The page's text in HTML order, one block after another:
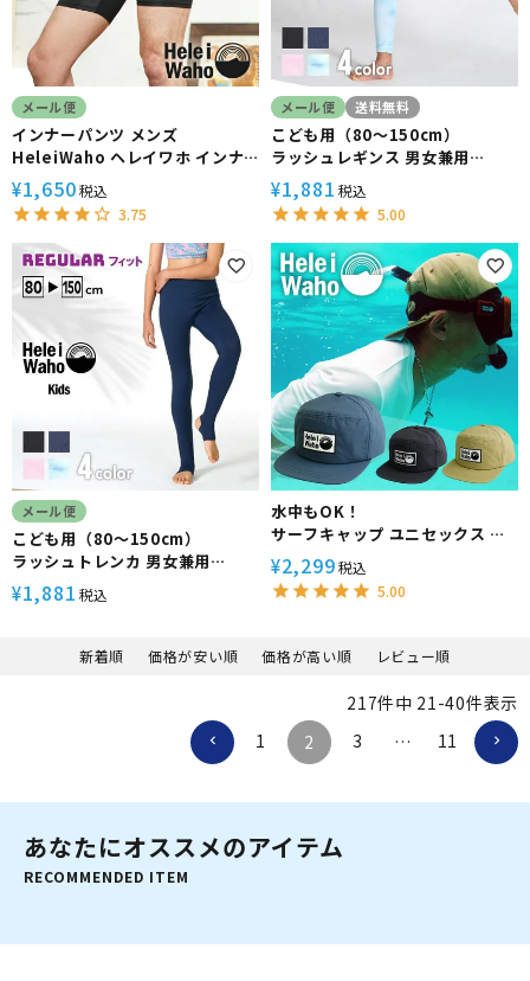
メール便
インナーパンツ メンズ
HeleiWaho ヘレイワホ インナ
ー ラッシュガード素材 ストレッ
チ
¥1,650税込
3.75
メール便 送料無料
こども用（80～150cm）
ラッシュレギンス 男女兼用
HeleiWaho ヘレイワホ マリン
ス UPF50+ UVカット
¥1,881 税込
5.00
メール便
こども用（80～150cm）
ラッシュトレンカ 男女兼用
HeleiWaho ヘレイワホ スクー
ル水着 プール 水泳 UPF50+ UV
¥1,881 税込
水中もOK！
サーフキャップ ユニセックス メ
ンズ レディース HeleiWaho ヘ
レイワホ UVカット サーフィン シ
ュノーケリング ダイビング 水陸
¥2,299税込
5.00
新着順 価格が安い順 価格が高い順 レビュー順
217件中 21 -40件表示
1
2 3 … 11
あなたにオススメのアイテム
RECOMMENDED ITEM